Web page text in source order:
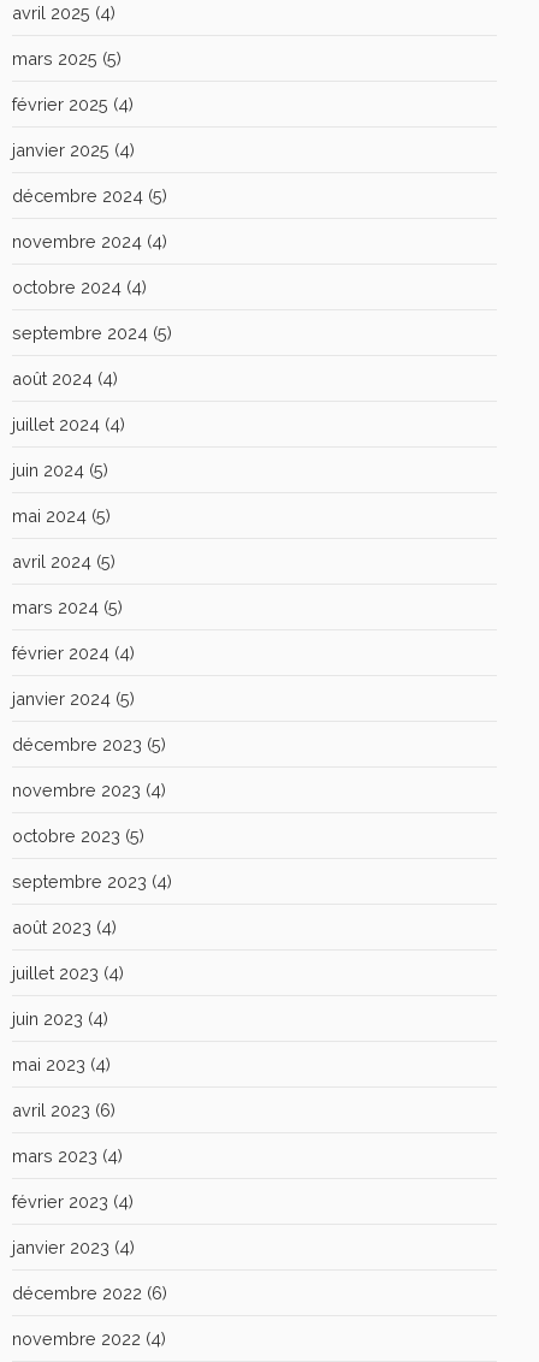
avril 2025 (4)
mars 2025 (5)
février 2025 (4)
janvier 2025 (4)
décembre 2024 (5)
novembre 2024 (4)
octobre 2024 (4)
septembre 2024 (5)
août 2024 (4)
juillet 2024 (4)
juin 2024 (5)
mai 2024 (5)
avril 2024 (5)
mars 2024 (5)
février 2024 (4)
janvier 2024 (5)
décembre 2023 (5)
novembre 2023 (4)
octobre 2023 (5)
septembre 2023 (4)
août 2023 (4)
juillet 2023 (4)
juin 2023 (4)
mai 2023 (4)
avril 2023 (6)
mars 2023 (4)
février 2023 (4)
janvier 2023 (4)
décembre 2022 (6)
novembre 2022 (4)